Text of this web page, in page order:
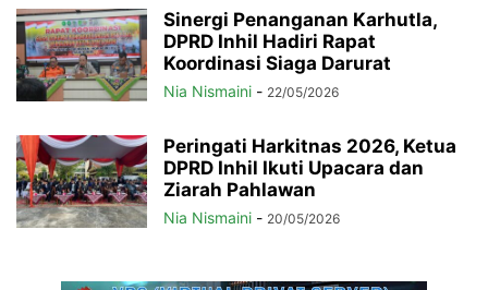
Sinergi Penanganan Karhutla,
DPRD Inhil Hadiri Rapat
Koordinasi Siaga Darurat
Nia Nismaini - 22/05/2026
Peringati Harkitnas 2026, Ketua
DPRD Inhil Ikuti Upacara dan
Ziarah Pahlawan
Nia Nismaini - 20/05/2026